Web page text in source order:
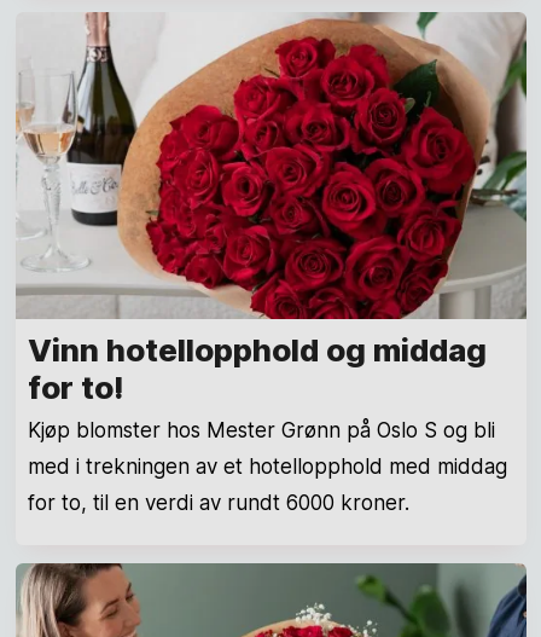
Vinn hotellopphold og middag
for to!
Kjøp blomster hos Mester Grønn på Oslo S og bli
med i trekningen av et hotellopphold med middag
for to, til en verdi av rundt 6000 kroner.